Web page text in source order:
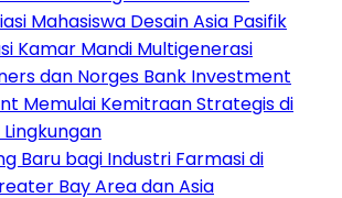
Mahasiswa Desain Asia Pasifik
Kamar Mandi Multigenerasi
dan Norges Bank Investment
Memulai Kemitraan Strategis di
Baru bagi Industri Farmasi di
Bay Area dan Asia